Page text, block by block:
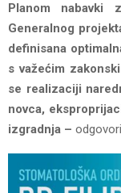
Planom nabavki
Generalnog
definisana
s važećim
se realizaciji
novca,
izgradnja –